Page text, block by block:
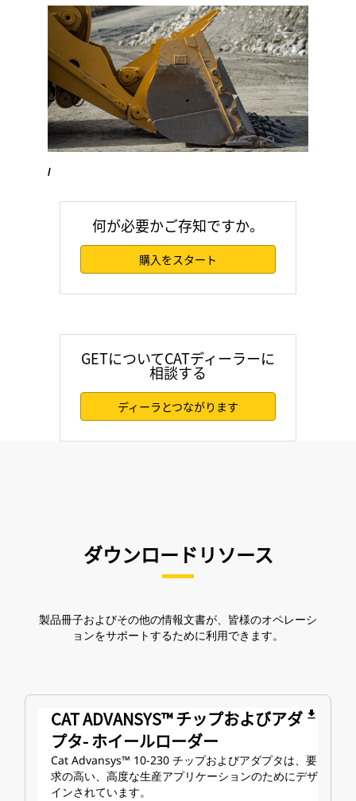
/
何が必要かご存知ですか。
購入をスタート
GETについてCATディーラーに
相談する
ディーラとつながります
ダウンロードリソース
製品冊子およびその他の情報文書が、皆様のオペレーシ
ョンをサポートするために利用できます。
CAT ADVANSYS™ チップおよびアダ
プタ- ホイールローダー
file_download
Cat Advansys™ 10-230 チップおよびアダプタは、要
求の高い、高度な生産アプリケーションのためにデザ
インされています。